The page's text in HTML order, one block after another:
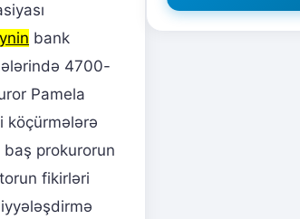
bank
4700-
Pamela
köçürmələrə
baş prokurorun
fikirləri